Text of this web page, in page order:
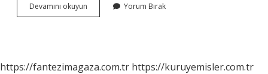
Devamını okuyun Uzlaşma
Için
Yorum Bırak
https://fantezimagaza.com.tr https://kuruyemisler.com.tr